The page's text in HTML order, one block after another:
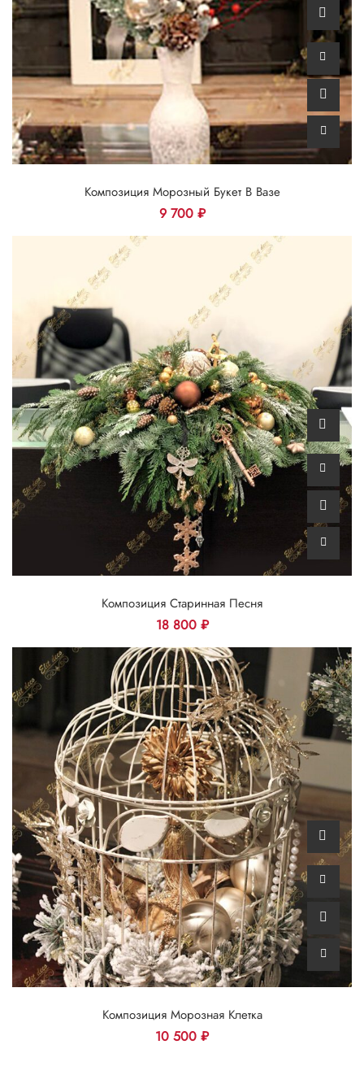
Композиция Морозный Букет В Вазе
9 700 ₽
Композиция Старинная Песня
18 800 ₽
Композиция Морозная Клетка
10 500 ₽